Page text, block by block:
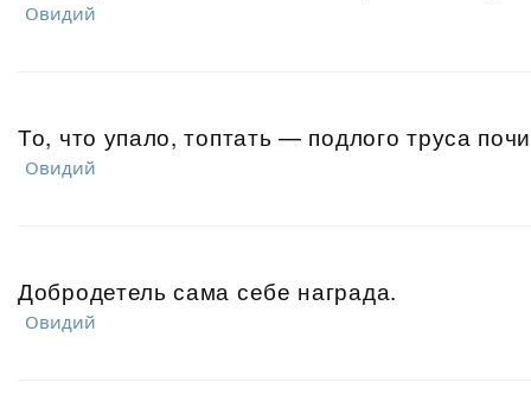
Овидий
То, что упало, топтать — подлого труса
Овидий
Добродетель сама себе награда.
Овидий